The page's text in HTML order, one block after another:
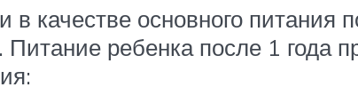
качестве основного питания
ребенка после 1 года